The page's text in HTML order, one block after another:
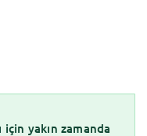
yakın zamanda